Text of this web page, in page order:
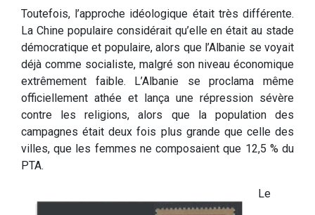
Toutefois, l’approche idéologique était très différente.
La Chine populaire considérait qu’elle en était au stade
démocratique et populaire, alors que l’Albanie se voyait
déjà comme socialiste, malgré son niveau économique
extrêmement faible. L’Albanie se proclama même
officiellement athée et lança une répression sévère
contre les religions, alors que la population des
campagnes était deux fois plus grande que celle des
villes, que les femmes ne composaient que 12,5 % du
PTA.
Le